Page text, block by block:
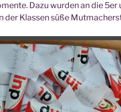
Dazu wur­den an die 5er
der Klas­sen süße